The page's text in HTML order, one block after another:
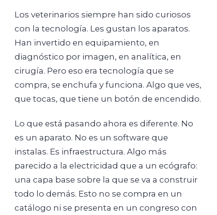
Los veterinarios siempre han sido curiosos
con la tecnología. Les gustan los aparatos.
Han invertido en equipamiento, en
diagnóstico por imagen, en analítica, en
cirugía. Pero eso era tecnología que se
compra, se enchufa y funciona. Algo que ves,
que tocas, que tiene un botón de encendido.
Lo que está pasando ahora es diferente. No
es un aparato. No es un software que
instalas. Es infraestructura. Algo más
parecido a la electricidad que a un ecógrafo:
una capa base sobre la que se va a construir
todo lo demás. Esto no se compra en un
catálogo ni se presenta en un congreso con